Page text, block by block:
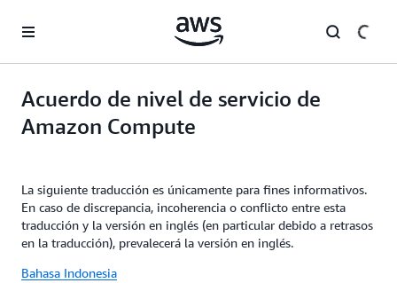
Acuerdo de nivel de servicio de
Amazon Compute
La siguiente traducción es únicamente para fines informativos.
En caso de discrepancia, incoherencia o conflicto entre esta
traducción y la versión en inglés (en particular debido a retrasos
en la traducción), prevalecerá la versión en inglés.
Bahasa Indonesia